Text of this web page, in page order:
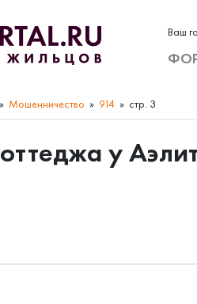
Ваш
Мошенничество 914 стр. 3
у